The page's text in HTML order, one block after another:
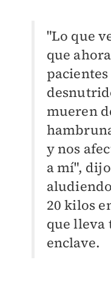
"Lo que
que
mueren
y nos
a mí",
20 kilos
que lleva
enclave.